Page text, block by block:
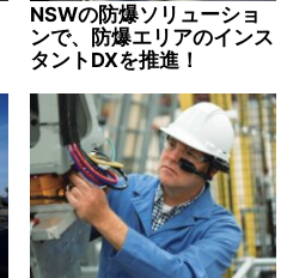
NSWの防爆ソリューショ
ンで、防爆エリアのインス
タントDXを推進！